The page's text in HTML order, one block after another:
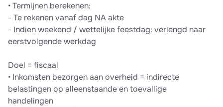
• Termijnen berekenen:
- Te rekenen vanaf dag NA akte
- Indien weekend / wettelijke feestdag: verlengd naar
eerstvolgende werkdag
Doel = fiscaal
• Inkomsten bezorgen aan overheid = indirecte
belastingen op alleenstaande en toevallige
handelingen